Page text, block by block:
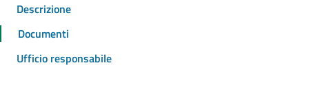
Descrizione
Documenti
Ufficio responsabile